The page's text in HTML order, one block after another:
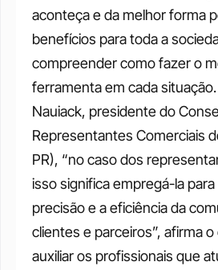
aconteça e da melhor forma
benefícios para toda a
compreender como fazer o
ferramenta em cada situação.
Nauiack, presidente do
Representantes Comerciais
PR), “no caso dos
isso significa empregá-la para
precisão e a eficiência da
clientes e parceiros”, afirma
auxiliar os profissionais que